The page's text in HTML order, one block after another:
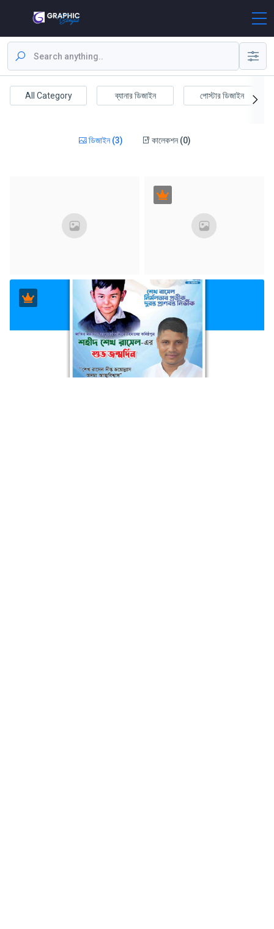
All Category ব্যানার ডিজাইন পোস্টার ডিজাইন
ডিজাইন (3) কালেকশন (0)